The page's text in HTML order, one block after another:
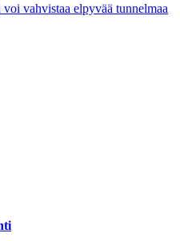
vahvistaa elpyvää tunnelmaa